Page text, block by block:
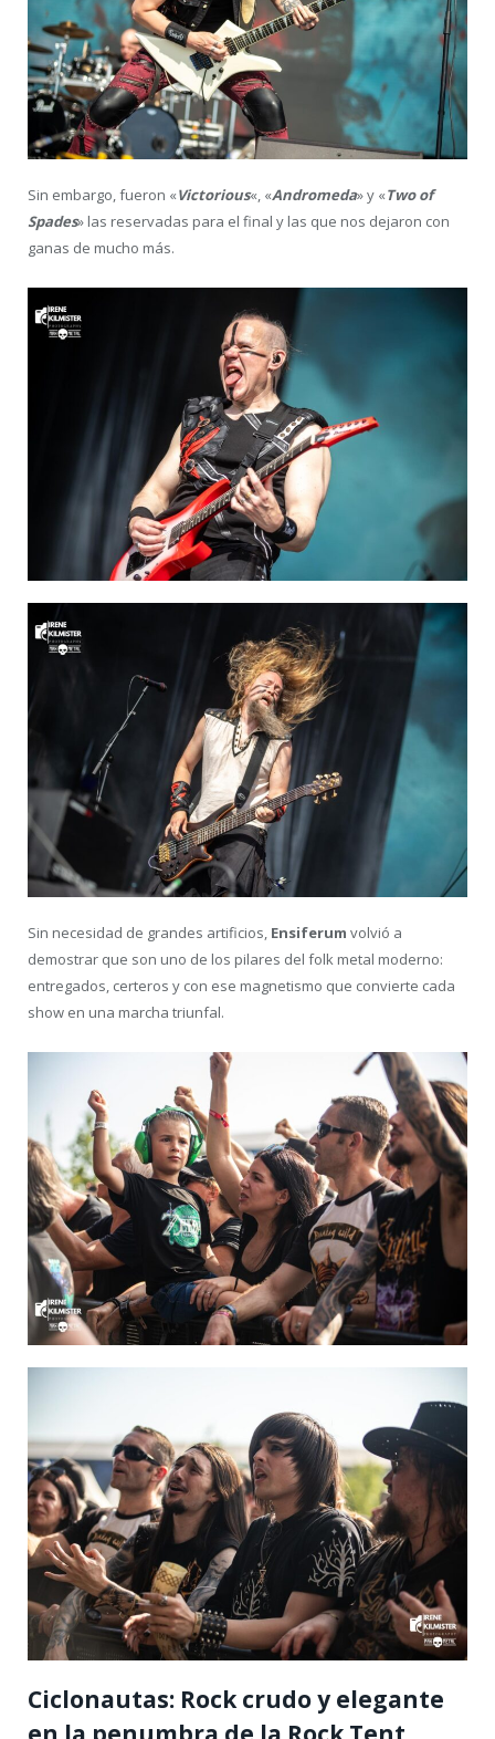
Sin embargo, fueron «Victorious«, «Andromeda» y «Two of
Spades» las reservadas para el final y las que nos dejaron con
ganas de mucho más.
Sin necesidad de grandes artificios, Ensiferum volvió a
demostrar que son uno de los pilares del folk metal moderno:
entregados, certeros y con ese magnetismo que convierte cada
show en una marcha triunfal.
Ciclonautas: Rock crudo y elegante